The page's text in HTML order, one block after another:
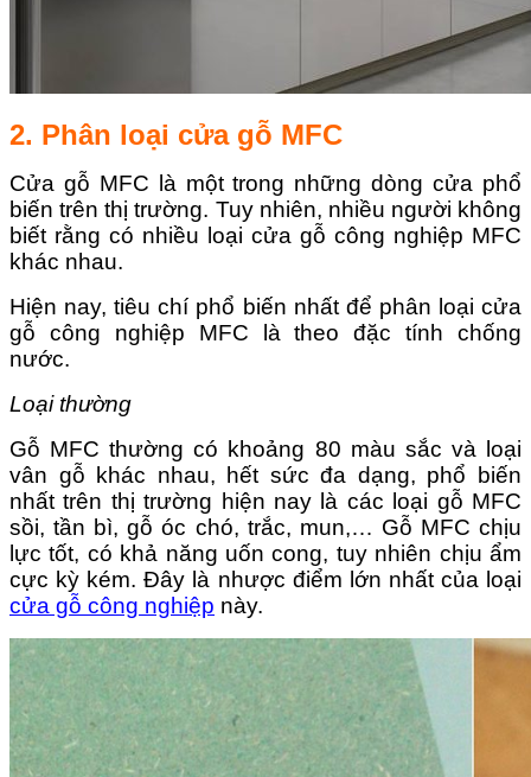
2. Phân loại cửa gỗ MFC
Cửa gỗ MFC là một trong những dòng cửa phổ
biến trên thị trường. Tuy nhiên, nhiều người không
biết rằng có nhiều loại cửa gỗ công nghiệp MFC
khác nhau.
Hiện nay, tiêu chí phổ biến nhất để phân loại cửa
gỗ công nghiệp MFC là theo đặc tính chống
nước.
Loại thường
Gỗ MFC thường có khoảng 80 màu sắc và loại
vân gỗ khác nhau, hết sức đa dạng, phổ biến
nhất trên thị trường hiện nay là các loại gỗ MFC
sồi, tần bì, gỗ óc chó, trắc, mun,… Gỗ MFC chịu
lực tốt, có khả năng uốn cong, tuy nhiên chịu ẩm
cực kỳ kém. Đây là nhược điểm lớn nhất của loại
cửa gỗ công nghiệp này.